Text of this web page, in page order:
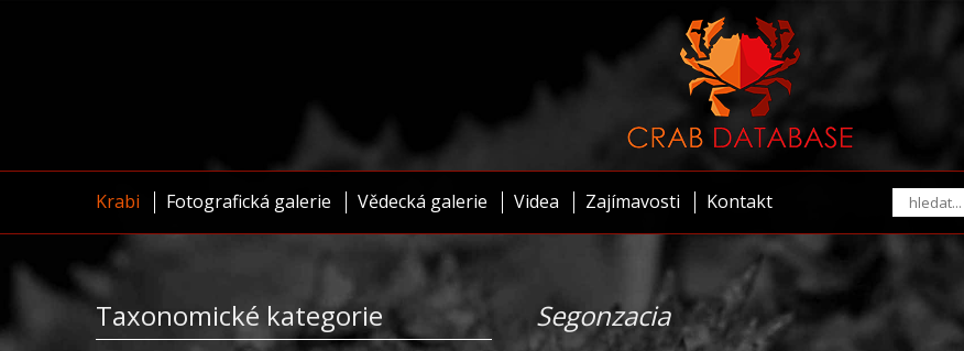
Krabi Fotografická galerie Vědecká galerie Videa Zajímavosti Kontakt
Taxonomické kategorie Segonzacia